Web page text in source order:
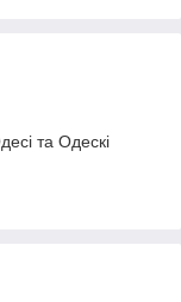
та Одескі